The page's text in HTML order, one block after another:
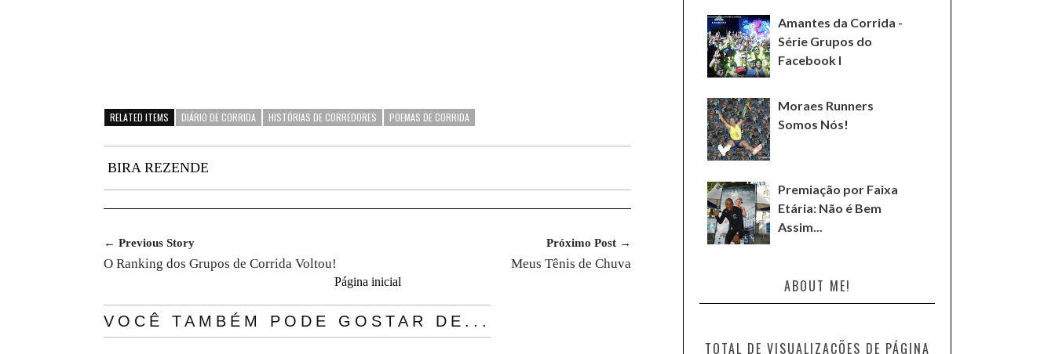
RELATED ITEMS DIÁRIO DE CORRIDA HISTÓRIAS DE CORREDORES POEMAS DE CORRIDA
BIRA REZENDE
← Previous Story
O Ranking dos Grupos de Corrida Voltou!
Próximo Post →
Meus Tênis de Chuva
Página inicial
VOCÊ TAMBÉM PODE GOSTAR DE...
Amantes da Corrida -
Série Grupos do
Facebook I
Moraes Runners
Somos Nós!
Premiação por Faixa
Etária: Não é Bem
Assim...
ABOUT ME!
TOTAL DE VISUALIZAÇÕES DE PÁGINA